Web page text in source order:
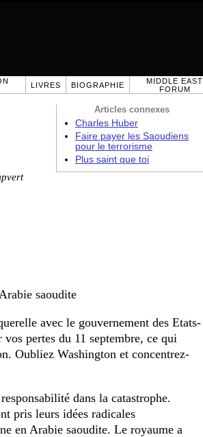
LIVRES BIOGRAPHIE
MIDDLE EAST
FORUM
Articles connexes
Charles Huber
Faire payer les Saoudiens
pour le terrorisme
Plus saint que toi
saoudite
avec le gouvernement des Etats-
pertes du 11 septembre, ce qui
Oubliez Washington et concentrez-
dans la catastrophe.
pris leurs idées radicales
en Arabie saoudite. Le royaume a